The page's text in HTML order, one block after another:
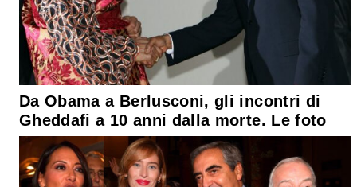
Da Obama a Berlusconi, gli incontri di
Gheddafi a 10 anni dalla morte. Le foto